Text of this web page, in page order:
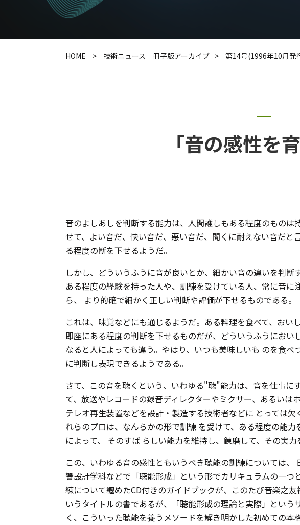
HOME 技術ニュース 冊子版アーカイブ 第14号(1996年10月発
「音の感性を
音のよしあしを判断する能力は、人間誰しもある程度のものは
せて、よい音だ、快い音だ、悪い音だ、聞くに耐えない音だと
る程度の断を下せるようだ。
しかし、どういうふうに音が良いとか、細かい音の違いを判断
ある程度の経験を持った人や、訓練を受けている人、常に音
ら、 より的確で細かく正しい判断や評価が下せるものである。
これは、味覚などにも通じるようだ。ある料理を食べて、おい
即座にある程度の判断を下せるものだが、どういうふうにおい
なると人によっても違う。やはり、いつも美味しいも のを食
に判断し表現できるようである。
さて、この音を聴くという、いわゆる"聴"能力は、音を仕事に
て、放送やレコードの録音ディレクターやミクサー、あるいは
テレオ再生装置などを設計・製造する技術者などに とっては
れらのプロは、なんらかの形で訓練 を受けて、ある程度の能
によって、 そのすば らしい能力を維持し、錬磨して、その実
この、いわゆる音の感性ともいうべき聴能の訓練については
響設計学科などで「聴能形成」という形でカリキュラムの一つ
練について纏めたCD付きのガイドブックが、このたび音楽之
いうタイトルの書であるが、「聴能形成の理論と実際」という
く、こういった聴能を養うメソードを解き明かした初めての本